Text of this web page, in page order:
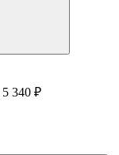
5 340 ₽